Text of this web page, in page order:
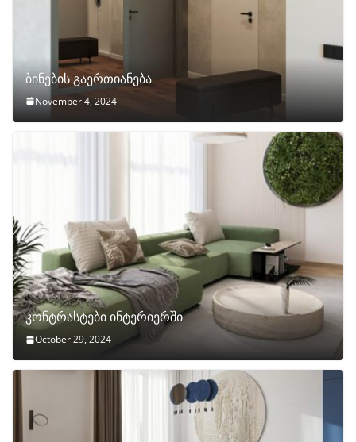
ბინების გაერთიანება
November 4, 2024
კონტრასტები ინტერიერში
October 29, 2024